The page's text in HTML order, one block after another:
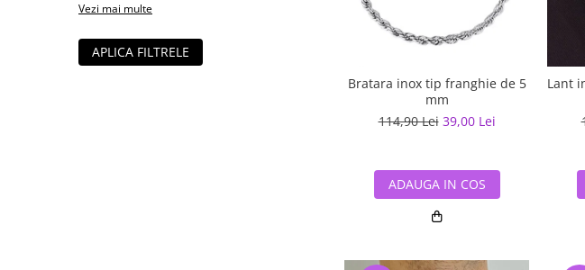
Vezi mai multe
APLICA FILTRELE
Bratara inox tip franghie de 5
mm
114,90 Lei 39,00 Lei
ADAUGA IN COS
Lant